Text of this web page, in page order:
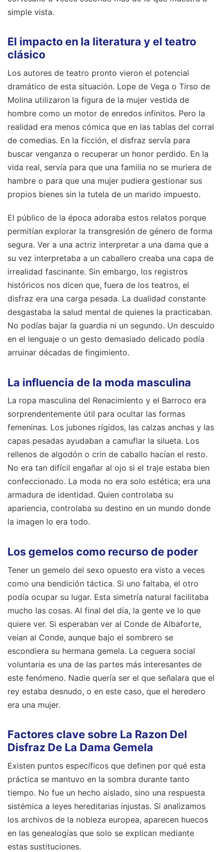
simple vista.
El impacto en la literatura y el teatro
clásico
Los autores de teatro pronto vieron el potencial
dramático de esta situación. Lope de Vega o Tirso de
Molina utilizaron la figura de la mujer vestida de
hombre como un motor de enredos infinitos. Pero la
realidad era menos cómica que en las tablas del corral
de comedias. En la ficción, el disfraz servía para
buscar venganza o recuperar un honor perdido. En la
vida real, servía para que una familia no se muriera de
hambre o para que una mujer pudiera gestionar sus
propios bienes sin la tutela de un marido impuesto.
El público de la época adoraba estos relatos porque
permitían explorar la transgresión de género de forma
segura. Ver a una actriz interpretar a una dama que a
su vez interpretaba a un caballero creaba una capa de
irrealidad fascinante. Sin embargo, los registros
históricos nos dicen que, fuera de los teatros, el
disfraz era una carga pesada. La dualidad constante
desgastaba la salud mental de quienes la practicaban.
No podías bajar la guardia ni un segundo. Un descuido
en el lenguaje o un gesto demasiado delicado podía
arruinar décadas de fingimiento.
La influencia de la moda masculina
La ropa masculina del Renacimiento y el Barroco era
sorprendentemente útil para ocultar las formas
femeninas. Los jubones rígidos, las calzas anchas y las
capas pesadas ayudaban a camuflar la silueta. Los
rellenos de algodón o crin de caballo hacían el resto.
No era tan difícil engañar al ojo si el traje estaba bien
confeccionado. La moda no era solo estética; era una
armadura de identidad. Quien controlaba su
apariencia, controlaba su destino en un mundo donde
la imagen lo era todo.
Los gemelos como recurso de poder
Tener un gemelo del sexo opuesto era visto a veces
como una bendición táctica. Si uno faltaba, el otro
podía ocupar su lugar. Esta simetría natural facilitaba
mucho las cosas. Al final del día, la gente ve lo que
quiere ver. Si esperaban ver al Conde de Albaforte,
veían al Conde, aunque bajo el sombrero se
escondiera su hermana gemela. La ceguera social
voluntaria es una de las partes más interesantes de
este fenómeno. Nadie quería ser el que señalara que el
rey estaba desnudo, o en este caso, que el heredero
era una mujer.
Factores clave sobre La Razon Del
Disfraz De La Dama Gemela
Existen puntos específicos que definen por qué esta
práctica se mantuvo en la sombra durante tanto
tiempo. No fue un hecho aislado, sino una respuesta
sistémica a leyes hereditarias injustas. Si analizamos
los archivos de la nobleza europea, aparecen huecos
en las genealogías que solo se explican mediante
estas sustituciones.